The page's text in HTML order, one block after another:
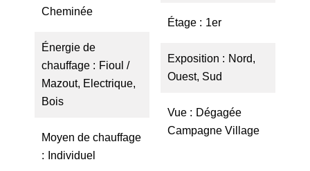
Cheminée
Énergie de
chauffage
Fioul /
Mazout, Electrique,
Bois
Moyen de chauffage
Individuel
Étage 1er
Exposition
Nord,
Ouest, Sud
Vue
Dégagée
Campagne Village